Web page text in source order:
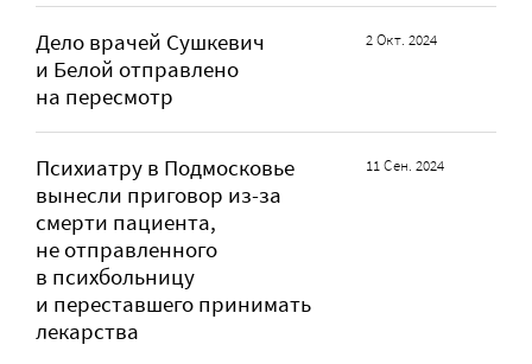
Дело врачей Сушкевич
и Белой отправлено
на пересмотр
2 Окт. 2024
Психиатру в Подмосковье
вынесли приговор из-за
смерти пациента,
не отправленного
в психбольницу
и переставшего принимать
лекарства
11 Сен. 2024